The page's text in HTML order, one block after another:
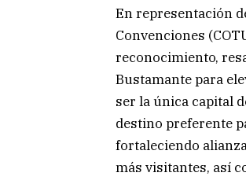
En representación
Convenciones
reconocimiento,
Bustamante para
ser la única capital
destino preferente
fortaleciendo
más visitantes, así